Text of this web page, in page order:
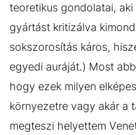
teoretikus gondolatai, aki
gyártást kritizálva
sokszorosítás káros,
egyedi auráját.) Most
hogy ezek milyen
környezetre vagy akár a
megteszi helyettem